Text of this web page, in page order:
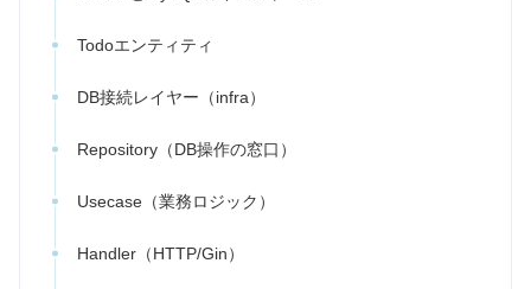
Todoエンティティ
DB接続レイヤー（infra）
Repository（DB操作の窓口）
Usecase（業務ロジック）
Handler（HTTP/Gin）